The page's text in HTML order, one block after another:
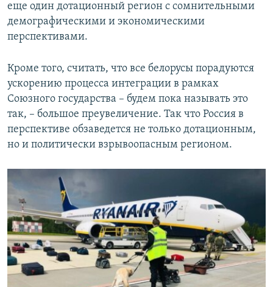
еще один дотационный регион с сомнительными
демографическими и экономическими
перспективами.
Кроме того, считать, что все белорусы порадуются
ускорению процесса интеграции в рамках
Союзного государства – будем пока называть это
так, – большое преувеличение. Так что Россия в
перспективе обзаведется не только дотационным,
но и политически взрывоопасным регионом.